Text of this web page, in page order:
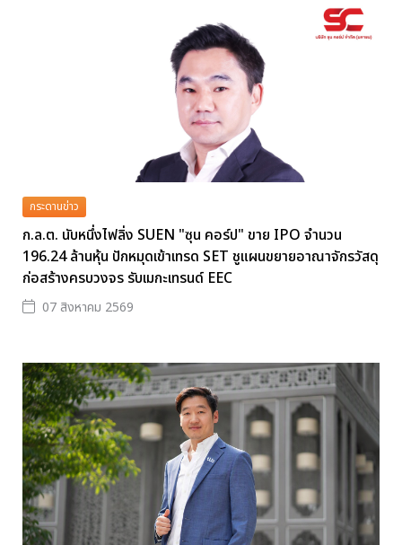
กระดานข่าว
ก.ล.ต. นับหนึ่งไฟลิ่ง SUEN "ซุน คอร์ป" ขาย IPO จำนวน
196.24 ล้านหุ้น ปักหมุดเข้าเทรด SET ชูแผนขยายอาณาจักรวัสดุ
ก่อสร้างครบวงจร รับเมกะเทรนด์ EEC
07 สิงหาคม 2569